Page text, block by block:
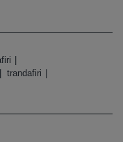
trandafiri